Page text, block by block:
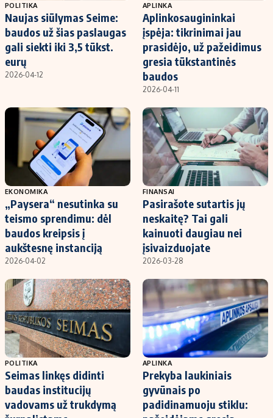
POLITIKA
Naujas siūlymas Seime:
baudos už šias paslaugas
gali siekti iki 3,5 tūkst.
eurų
2026-04-12
APLINKA
Aplinkosaugininkai
įspėja: tikrinimai jau
prasidėjo, už pažeidimus
gresia tūkstantinės
baudos
2026-04-11
EKONOMIKA
„Paysera“ nesutinka su
teismo sprendimu: dėl
baudos kreipsis į
aukštesnę instanciją
2026-04-02
FINANSAI
Pasirašote sutartis jų
neskaitę? Tai gali
kainuoti daugiau nei
įsivaizduojate
2026-03-28
POLITIKA
Seimas linkęs didinti
baudas institucijų
vadovams už trukdymą
APLINKA
Prekyba laukiniais
gyvūnais po
padidinamuoju stiklu: